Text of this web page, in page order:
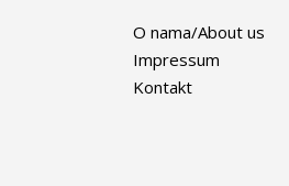
O nama/About us
Impressum
Kontakt